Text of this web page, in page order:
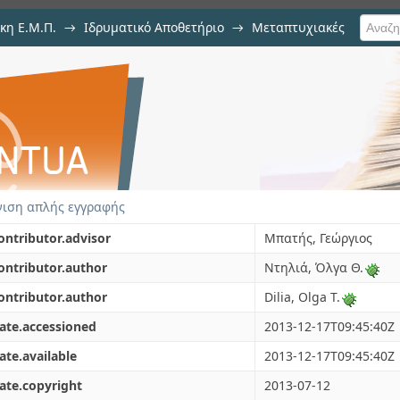
Ε.Μ.Π. → Ιδρυματικό Αποθετήριο → Μεταπτυχιακές
με
περιβάλλον
απλής εγγραφής
Μπατής, Γεώργιος
Ντηλιά, Όλγα Θ.
Dilia, Olga T.
2013-12-17T09:45:40Z
2013-12-17T09:45:40Z
2013-07-12